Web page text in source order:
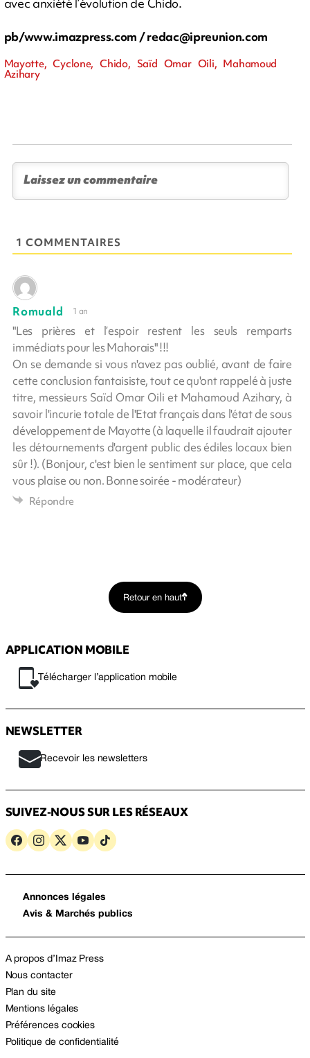
pb/www.imazpress.com /redac@ipreunion.com
Mayotte, Cyclone, Chido, Saïd Omar Oili, Mahamoud
Azihary
1 COMMENTAIRES
Romuald 1 an
"Les prières et l’espoir restent les seuls remparts
immédiats pour les Mahorais" !!!
On se demande si vous n'avez pas oublié, avant de faire
cette conclusion fantaisiste, tout ce qu'ont rappelé à juste
titre, messieurs Saïd Omar Oili et Mahamoud Azihary, à
savoir l'incurie totale de l'Etat français dans l'état de sous
développement de Mayotte (à laquelle il faudrait ajouter
les détournements d'argent public des édiles locaux bien
sûr !). (Bonjour, c'est bien le sentiment sur place, que cela
vous plaise ou non. Bonne soirée - modérateur)
Répondre
Retour en haut
APPLICATION MOBILE
Télécharger l’application mobile
NEWSLETTER
Recevoir les newsletters
SUIVEZ-NOUS SUR LES RÉSEAUX
Annonces légales
Avis & Marchés publics
A propos d’Imaz Press
Nous contacter
Plan du site
Mentions légales
Préférences cookies
Politique de confidentialité